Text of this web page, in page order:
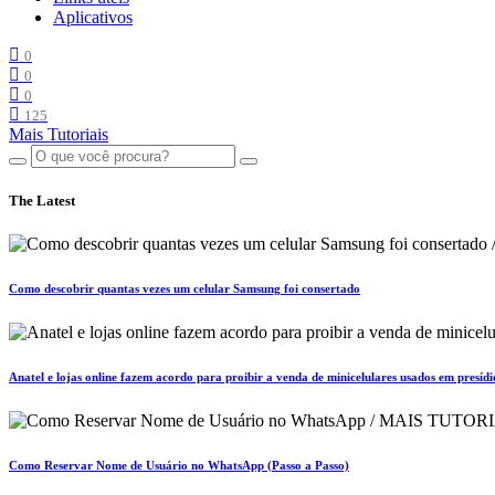
Aplicativos
0
0
0
125
Mais Tutoriais
The Latest
Como descobrir quantas vezes um celular Samsung foi consertado
Anatel e lojas online fazem acordo para proibir a venda de minicelulares usados em
Como Reservar Nome de Usuário no WhatsApp (Passo a Passo)